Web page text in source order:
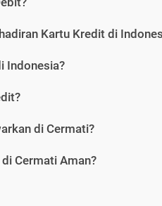
Kartu Kredit di
Indonesia?
di Cermati?
Cermati Aman?